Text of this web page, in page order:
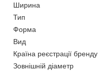
Ширина
Тип
Форма
Вид
Країна реєстрації бренду
Зовнішній діаметр